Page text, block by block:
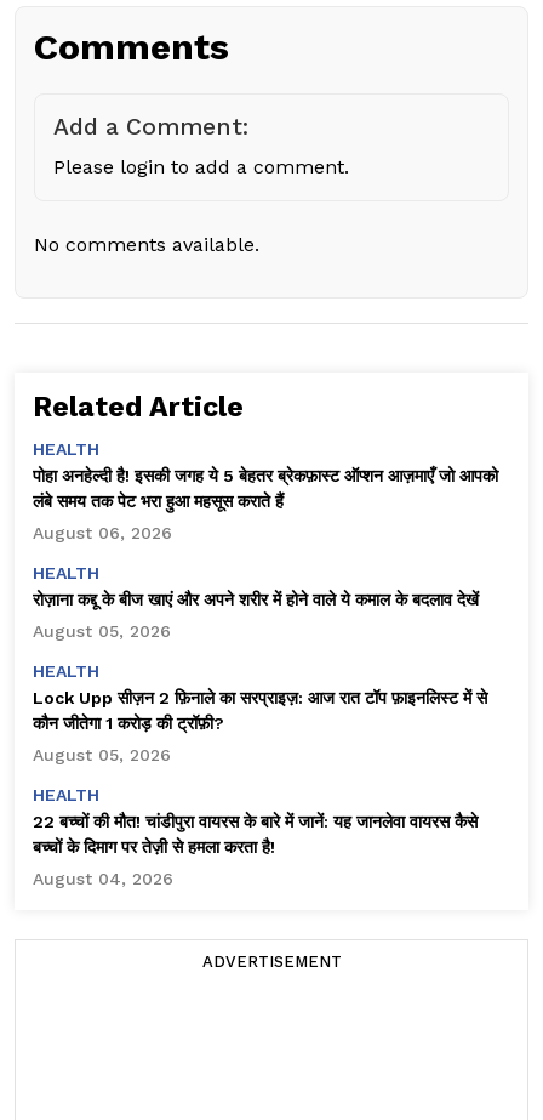
Comments
Add a Comment:
Please login to add a comment.
No comments available.
Related Article
HEALTH
पोहा अनहेल्दी है! इसकी जगह ये 5 बेहतर ब्रेकफ़ास्ट ऑप्शन आज़माएँ जो आपको
लंबे समय तक पेट भरा हुआ महसूस कराते हैं
August 06, 2026
HEALTH
रोज़ाना कद्दू के बीज खाएं और अपने शरीर में होने वाले ये कमाल के बदलाव देखें
August 05, 2026
HEALTH
Lock Upp सीज़न 2 फ़िनाले का सरप्राइज़: आज रात टॉप फ़ाइनलिस्ट में से
कौन जीतेगा ₹1 करोड़ की ट्रॉफ़ी?
August 05, 2026
HEALTH
22 बच्चों की मौत! चांडीपुरा वायरस के बारे में जानें: यह जानलेवा वायरस कैसे
बच्चों के दिमाग पर तेज़ी से हमला करता है!
August 04, 2026
ADVERTISEMENT